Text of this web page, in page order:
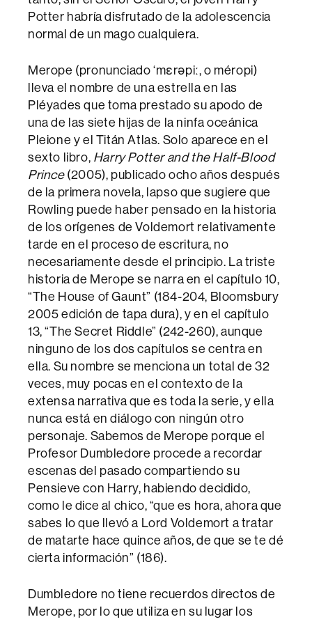
Potter habría disfrutado de la adolescencia
normal de un mago cualquiera.
Merope (pronunciado ‘mɛrəpiː, o méropi)
lleva el nombre de una estrella en las
Pléyades que toma prestado su apodo de
una de las siete hijas de la ninfa oceánica
Pleione y el Titán Atlas. Solo aparece en el
sexto libro, Harry Potter and the Half-Blood
Prince(2005), publicado ocho años después
de la primera novela, lapso que sugiere que
Rowling puede haber pensado en la historia
de los orígenes de Voldemort relativamente
tarde en el proceso de escritura, no
necesariamente desde el principio. La triste
historia de Merope se narra en el capítulo 10,
“The House of Gaunt” (184-204, Bloomsbury
2005 edición de tapa dura), y en el capítulo
13, “The Secret Riddle” (242-260), aunque
ninguno de los dos capítulos se centra en
ella. Su nombre se menciona un total de 32
veces, muy pocas en el contexto de la
extensa narrativa que es toda la serie, y ella
nunca está en diálogo con ningún otro
personaje. Sabemos de Merope porque el
Profesor Dumbledore procede a recordar
escenas del pasado compartiendo su
Pensieve con Harry, habiendo decidido,
como le dice al chico, “que es hora, ahora que
sabes lo que llevó a Lord Voldemort a tratar
de matarte hace quince años, de que se te dé
cierta información” (186).
Dumbledore no tiene recuerdos directos de
Merope, por lo que utiliza en su lugar los